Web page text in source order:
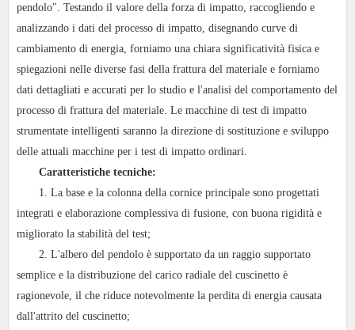
pendolo". Testando il valore della forza di impatto, raccogliendo e
analizzando i dati del processo di impatto, disegnando curve di
cambiamento di energia, forniamo una chiara significatività fisica e
spiegazioni nelle diverse fasi della frattura del materiale e forniamo
dati dettagliati e accurati per lo studio e l'analisi del comportamento del
processo di frattura del materiale. Le macchine di test di impatto
strumentate intelligenti saranno la direzione di sostituzione e sviluppo
delle attuali macchine per i test di impatto ordinari.
Caratteristiche tecniche:
1. La base e la colonna della cornice principale sono progettati
integrati e elaborazione complessiva di fusione, con buona rigidità e
migliorato la stabilità del test;
2. L'albero del pendolo è supportato da un raggio supportato
semplice e la distribuzione del carico radiale del cuscinetto è
ragionevole, il che riduce notevolmente la perdita di energia causata
dall'attrito del cuscinetto;